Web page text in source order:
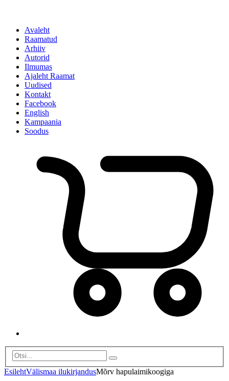
Avaleht
Raamatud
Arhiiv
Autorid
Ilmumas
Ajaleht Raamat
Uudised
Kontakt
Facebook
English
Kampaania
Soodus
EsilehtVälismaa ilukirjandusMõrv hapulaimikoogiga